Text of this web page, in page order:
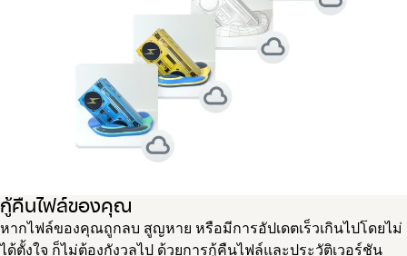
กู้คืนไฟล์ของคุณ
หากไฟล์ของคุณถูกลบ สูญหาย หรือมีการอัปเดตเร็วเกินไปโดยไม่
ได้ตั้งใจ ก็ไม่ต้องกังวลไป ด้วยการกู้คืนไฟล์และประวัติเวอร์ชัน